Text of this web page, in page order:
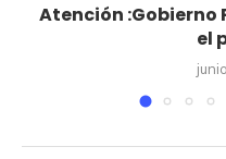
Atención :Gobierno
el